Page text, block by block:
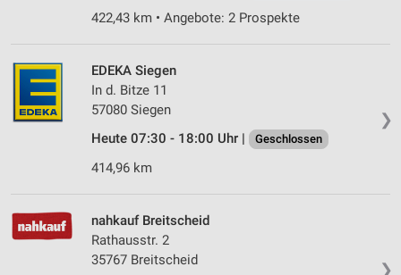
422,43 km • Angebote: 2 Prospekte
❯
EDEKA Siegen
In d. Bitze 11
57080 Siegen
Heute 07:30 - 18:00 Uhr |
Geschlossen
414,96 km
❯
nahkauf Breitscheid
Rathausstr. 2
35767 Breitscheid